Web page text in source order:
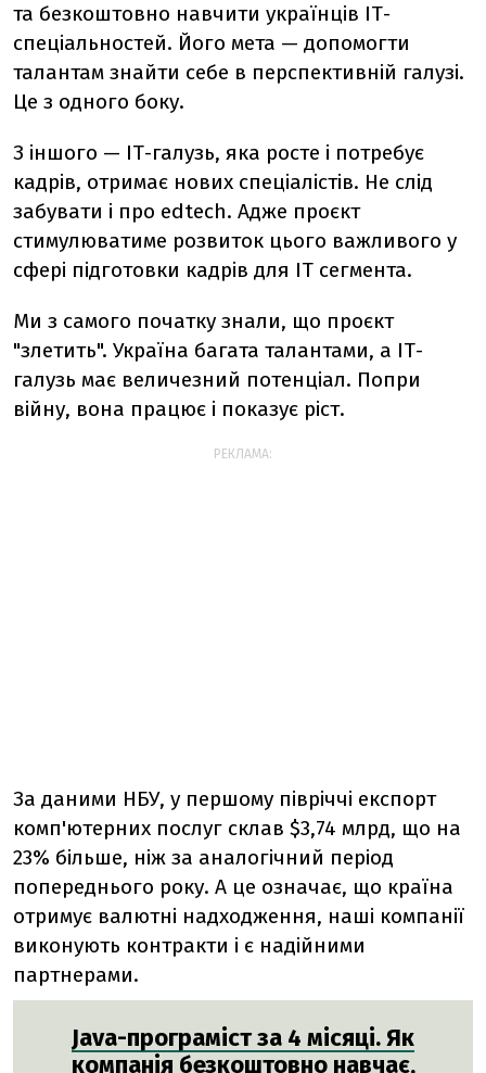
та безкоштовно навчити українців ІТ-
спеціальностей. Його мета — допомогти
талантам знайти себе в перспективній галузі.
Це з одного боку.
З іншого — ІТ-галузь, яка росте і потребує
кадрів, отримає нових спеціалістів. Не слід
забувати і про edtech. Адже проєкт
стимулюватиме розвиток цього важливого у
сфері підготовки кадрів для ІТ сегмента.
Ми з самого початку знали, що проєкт
"злетить". Україна багата талантами, а ІТ-
галузь має величезний потенціал. Попри
війну, вона працює і показує ріст.
РЕКЛАМА:
За даними НБУ, у першому півріччі експорт
комп'ютерних послуг склав $3,74 млрд, що на
23% більше, ніж за аналогічний період
попереднього року. А це означає, що країна
отримує валютні надходження, наші компанії
виконують контракти і є надійними
партнерами.
Java-програміст за 4 місяці. Як
компанія безкоштовно навчає,